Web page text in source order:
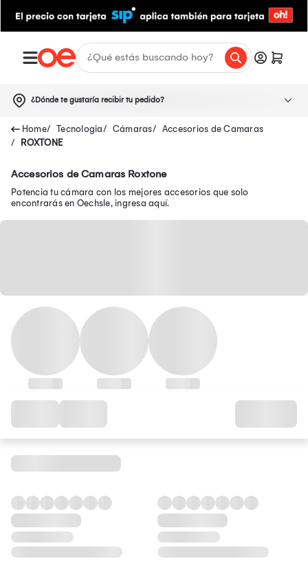
¿Dónde te gustaría recibir tu pedido?
Tecnologia Cámaras
Accesorios de Camaras
ROXTONE
Accesorios de Camaras Roxtone
Potencia tu cámara con los mejores accesorios que solo
encontrarás en Oechsle, ingresa aquí.